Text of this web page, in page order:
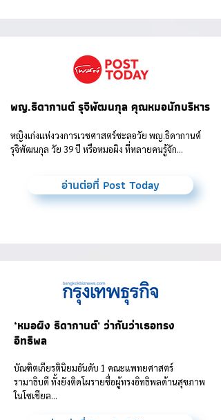
พญ.ธิดากานต์ รุจิพัฒนกุล คุณหมอนักบริหาร
หญิงเก่งแห่งวงการเวชศาสตร์ชะลอวัย พญ.ธิดากานต์
รุจิพัฒนกุล วัย 39 ปี หรือหมอผิง ที่หลายคนรู้จัก...
อ่านต่อที่ Post Today
‘หมอผิง ธิดากานต์' ว่ากันว่าเธอทรง
อิทธิพล
บัณฑิตเกียรตินิยมอันดับ 1 คณะแพทยศาสตร์
รามาธิบดี ทั้งยังติดโผรายชื่อผู้ทรงอิทธิพลด้านสุขภาพ
ในโซเชียล...